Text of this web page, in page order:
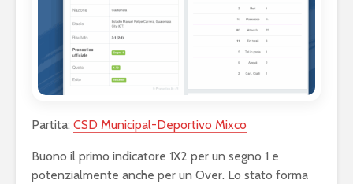
Partita: CSD Municipal-Deportivo Mixco
Buono il primo indicatore 1X2 per un segno 1 e
potenzialmente anche per un Over. Lo stato forma